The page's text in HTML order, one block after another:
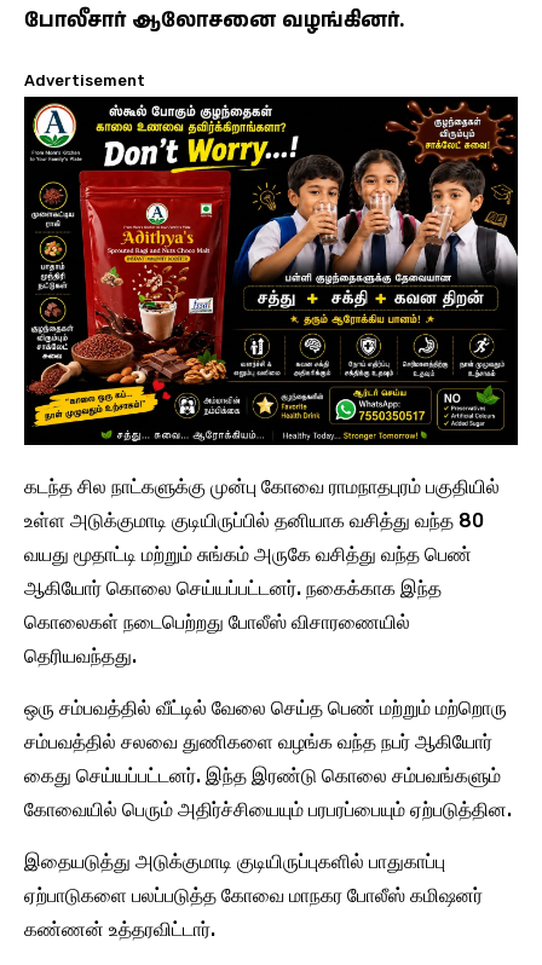
போலீசார் ஆலோசனை வழங்கினர்.
Advertisement
கடந்த சில நாட்களுக்கு முன்பு கோவை ராமநாதபுரம் பகுதியில்
உள்ள அடுக்குமாடி குடியிருப்பில் தனியாக வசித்து வந்த 80
வயது மூதாட்டி மற்றும் சுங்கம் அருகே வசித்து வந்த பெண்
ஆகியோர் கொலை செய்யப்பட்டனர். நகைக்காக இந்த
கொலைகள் நடைபெற்றது போலீஸ் விசாரணையில்
தெரியவந்தது.
ஒரு சம்பவத்தில் வீட்டில் வேலை செய்த பெண் மற்றும் மற்றொரு
சம்பவத்தில் சலவை துணிகளை வழங்க வந்த நபர் ஆகியோர்
கைது செய்யப்பட்டனர். இந்த இரண்டு கொலை சம்பவங்களும்
கோவையில் பெரும் அதிர்ச்சியையும் பரபரப்பையும் ஏற்படுத்தின.
இதையடுத்து அடுக்குமாடி குடியிருப்புகளில் பாதுகாப்பு
ஏற்பாடுகளை பலப்படுத்த கோவை மாநகர போலீஸ் கமிஷனர்
கண்ணன் உத்தரவிட்டார்.